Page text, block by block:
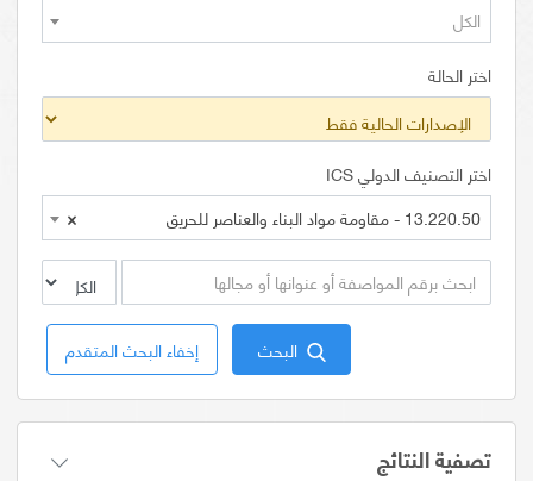
الكل
اختر الحالة
اختر التصنيف الدولي ICS
×
13.220.50 - مقاومة مواد البناء والعناصر للحريق
البحث إخفاء البحث المتقدم
تصفية النتائج